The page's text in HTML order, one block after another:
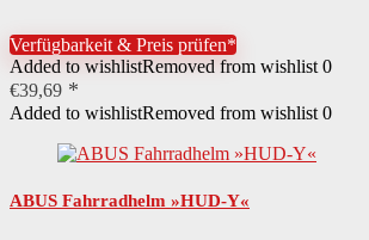
Verfügbarkeit & Preis prüfen*
Added to wishlistRemoved from wishlist 0
€39,69
Added to wishlistRemoved from wishlist 0
ABUS Fahrradhelm »HUD-Y«